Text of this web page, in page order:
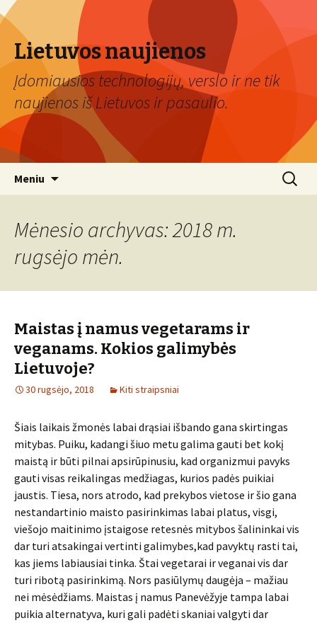
Lietuvos naujienos
Įdomiausios technologijų, verslo ir ne tik
naujienos iš Lietuvos ir pasaulio.
Meniu Ieškoti:
Mėnesio archyvas: 2018 m.
rugsėjo mėn.
Maistas į namus vegetarams ir
veganams. Kokios galimybės
Lietuvoje?
30 rugsėjo, 2018 Kiti straipsniai
Šiais laikais žmonės labai drąsiai išbando gana skirtingas
mitybas. Puiku, kadangi šiuo metu galima gauti bet kokį
maistą ir būti pilnai apsirūpinusiu, kad organizmui pavyks
gauti visas reikalingas medžiagas, kurios padės puikiai
jaustis. Tiesa, nors atrodo, kad prekybos vietose ir šio gana
nestandartinio maisto pasirinkimas labai platus, visgi,
viešojo maitinimo įstaigose retesnės mitybos šalininkai vis
dar turi atsakingai vertinti galimybes,kad pavyktų rasti tai,
kas jiems labiausiai tinka. Štai vegetarai ir veganai vis dar
turi ribotą pasirinkimą. Nors pasiūlymų daugėja – mažiau
nei mėsėdžiams. Maistas į namus Panevėžyje tampa labai
puikia alternatyva, kuri gali padėti skaniai valgyti dar